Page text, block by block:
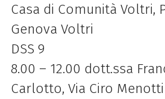
Casa di Comunità Voltri,
Genova Voltri
DSS 9
8.00 – 12.00 dott.ssa
Carlotto, Via Ciro